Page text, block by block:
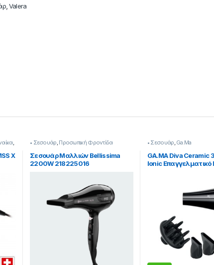
Valera
,
X
• Σεσουάρ,Προσωπική Φροντίδα
Σεσουάρ Μαλλιών Bellissima
2200W 218225016
• Σεσουάρ,Ga.Ma
GA.MA Diva Ceramic
Ionic Επαγγελματικό